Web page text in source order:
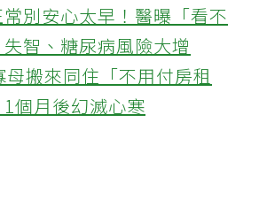
別安心太早！醫曝「看不
智、糖尿病風險大增
搬來同住「不用付房租
個月後幻滅心寒